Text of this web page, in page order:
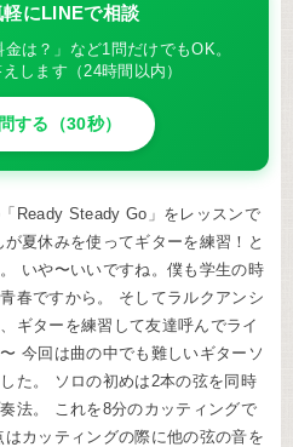
軽にLINEで相談
は？」など1問だけでもOK。
します（24時間以内）
する（30秒）
Ready Steady Go」をレッスンで
夏休みを使ってギターを練習！と
いや〜いいですね。僕も学生の時
春ですから。 そしてラルクアンシ
ギターを練習して友達呼んでライ
今回は曲の中でも難しいギターソ
た。 ソロの初めは2本の弦を同時
法。 これを8分のカッティングで
カッティングの際に他の弦の音を